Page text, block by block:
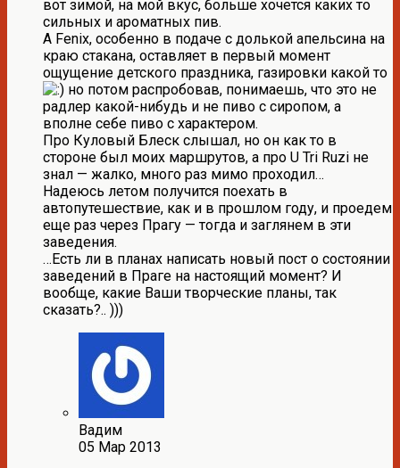
вот зимой, на мой вкус, больше хочется каких то
сильных и ароматных пив.
А Fenix, особенно в подаче с долькой апельсина на
краю стакана, оставляет в первый момент
ощущение детского праздника, газировки какой то
но потом распробовав, понимаешь, что это не
радлер какой-нибудь и не пиво с сиропом, а
вполне себе пиво с характером.
Про Куловый Блеск слышал, но он как то в
стороне был моих маршрутов, а про U Tri Ruzi не
знал — жалко, много раз мимо проходил…
Надеюсь летом получится поехать в
автопутешествие, как и в прошлом году, и проедем
еще раз через Прагу — тогда и заглянем в эти
заведения.
…Есть ли в планах написать новый пост о состоянии
заведений в Праге на настоящий момент? И
вообще, какие Ваши творческие планы, так
сказать?.. )))
Вадим
05 Мар 2013